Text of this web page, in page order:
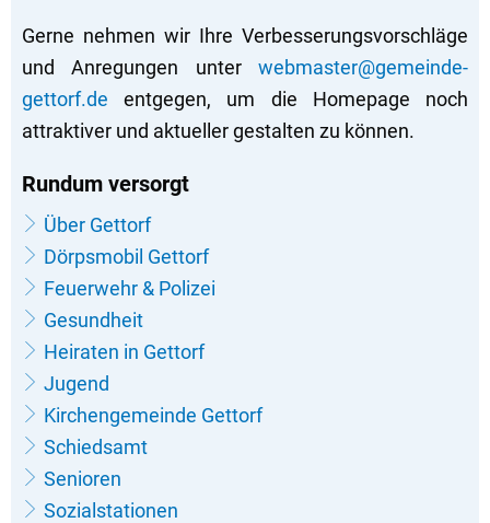
Gerne nehmen wir Ihre Verbesserungsvorschläge
und Anregungen unter webmaster@gemeinde-
gettorf.de entgegen, um die Homepage noch
attraktiver und aktueller gestalten zu können.
Rundum versorgt
Über Gettorf
Dörpsmobil Gettorf
Feuerwehr & Polizei
Gesundheit
Heiraten in Gettorf
Jugend
Kirchengemeinde Gettorf
Schiedsamt
Senioren
Sozialstationen